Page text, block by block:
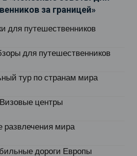
за границей»
для путешественников
для путешественников
тур по странам мира
Визовые центры
развлечения мира
дороги Европы